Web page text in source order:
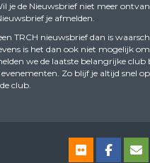
je de Nieuwsbrief niet meer
je afmelden.
TRCH nieuwsbrief dan is
is het dan ook niet mogelijk
we de laatste belangrijke
Zo blijf je altijd snel
club.